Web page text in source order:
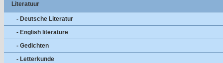
Literatuur
- Deutsche Literatur
- English literature
- Gedichten
- Letterkunde